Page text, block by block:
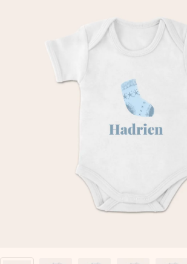
4,9 (sur la base de +15 000 avis)
pays où nous sommes présents).
Carte de vœux gratuite
son prénom, votre photo ou un message
Sans complications, juste tout l’amour